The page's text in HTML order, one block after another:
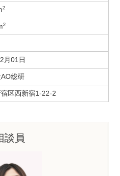
2
2
月01日
総研
区西新宿1-22-2
談員